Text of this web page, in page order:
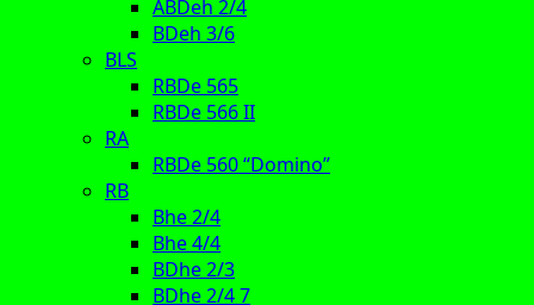
ABDeh 2/4
BDeh 3/6
BLS
RBDe 565
RBDe 566 II
RA
RBDe 560 “Domino”
RB
Bhe 2/4
Bhe 4/4
BDhe 2/3
BDhe 2/4 7